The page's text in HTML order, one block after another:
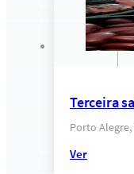
Terceira
Porto
Ver